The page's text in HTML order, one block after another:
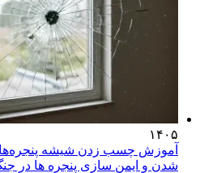
۱۴۰۵
آموزش چسب زدن شیشه پنجره‌ها
شدن و ایمن سازی پنجره ها در